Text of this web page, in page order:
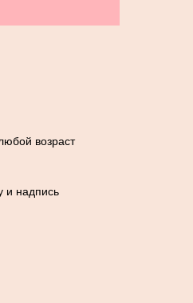
возраст
и надпись